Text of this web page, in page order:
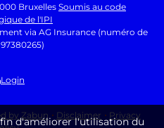
Bruxelles Soumis au code
de l'IPI
via AG Insurance (numéro de
Login
by Zabun Disclaimer
Privacy
d'améliorer l'utilisation du